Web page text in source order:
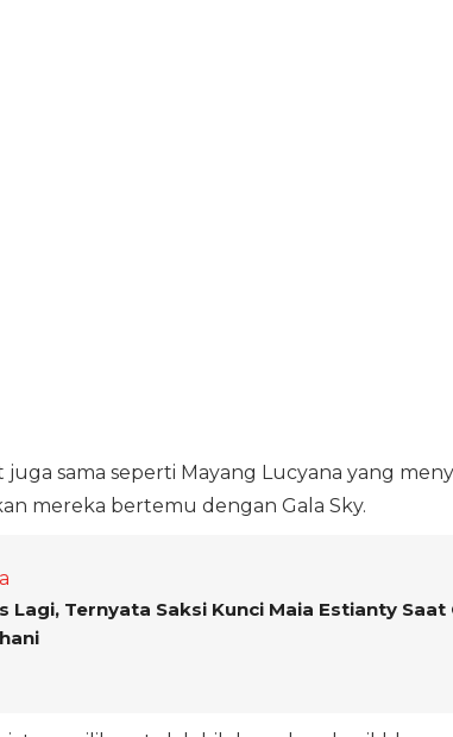
juga sama seperti Mayang Lucyana yang
mereka bertemu dengan Gala Sky.
Lagi, Ternyata Saksi Kunci Maia Estianty